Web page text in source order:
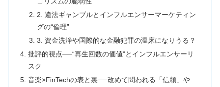
2. 違法ギャンブルとインフルエンサーマーケティン
グの“倫理”
3. 資金洗浄や国際的な金融犯罪の温床になりうる？
批評的視点──“再生回数の価値”とインフルエンサーリ
スク
音楽×FinTechの表と裏──改めて問われる「信頼」や